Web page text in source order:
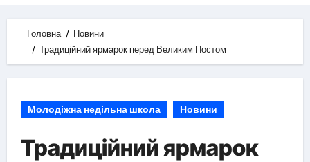
Головна
Новини
Традиційний ярмарок перед Великим Постом
Молодіжна недільна школа Новини
Традиційний ярмарок